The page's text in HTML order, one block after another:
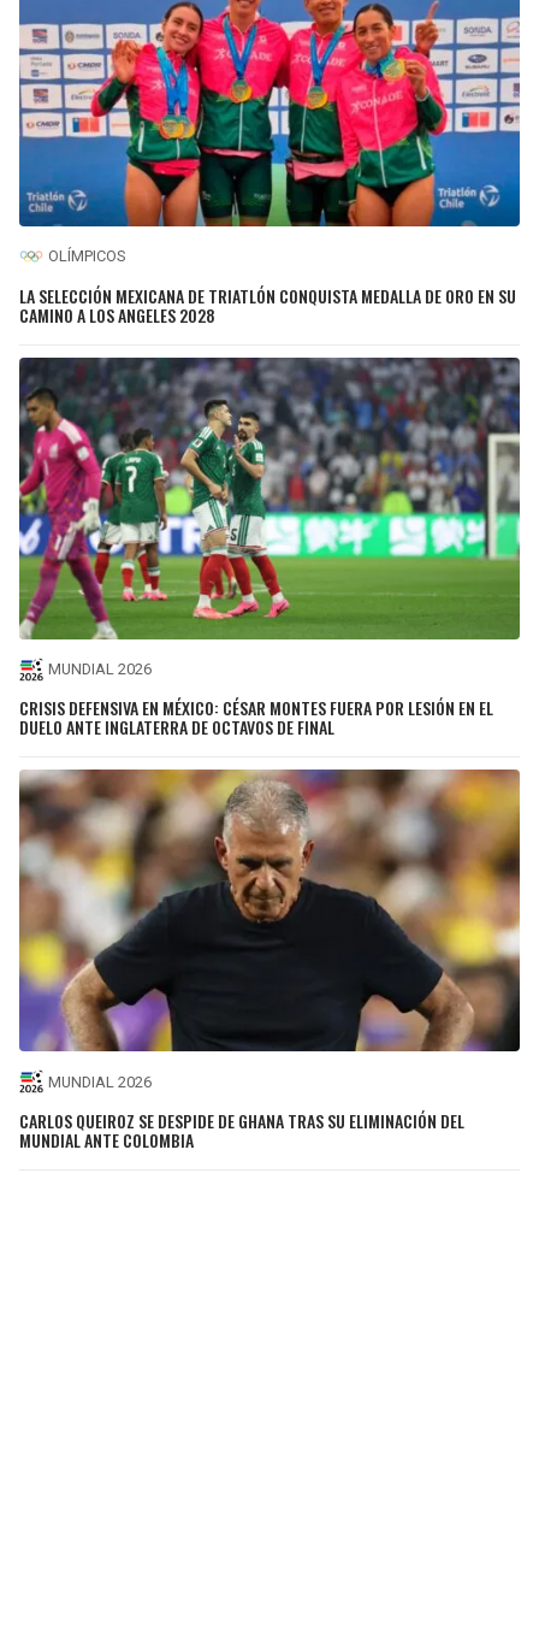
OLÍMPICOS
LA SELECCIÓN MEXICANA DE TRIATLÓN CONQUISTA MEDALLA DE ORO EN SU
CAMINO A LOS ANGELES 2028
MUNDIAL 2026
CRISIS DEFENSIVA EN MÉXICO: CÉSAR MONTES FUERA POR LESIÓN EN EL
DUELO ANTE INGLATERRA DE OCTAVOS DE FINAL
MUNDIAL 2026
CARLOS QUEIROZ SE DESPIDE DE GHANA TRAS SU ELIMINACIÓN DEL
MUNDIAL ANTE COLOMBIA